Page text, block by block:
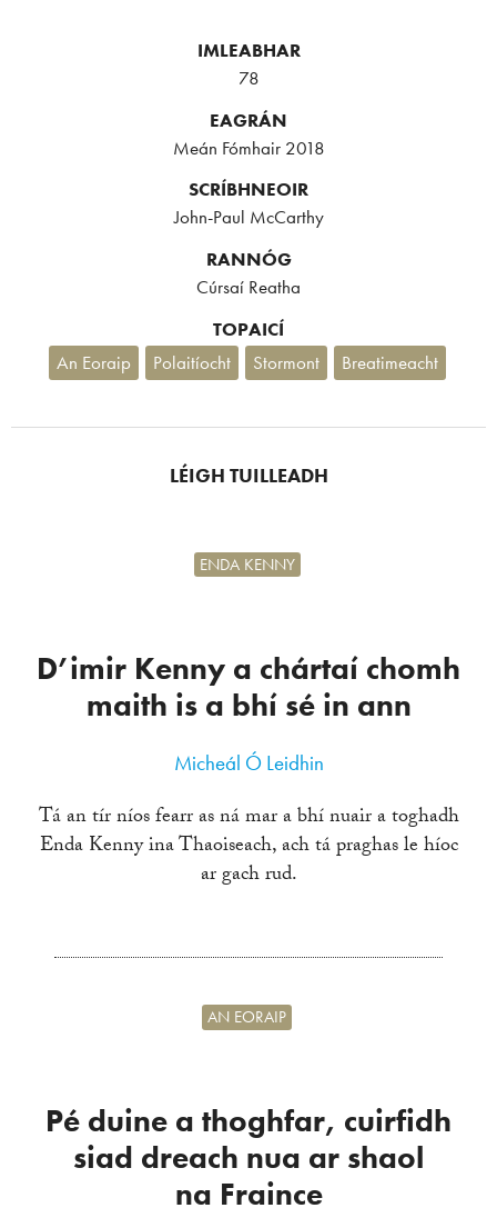
IMLEABHAR
78
EAGRÁN
Meán Fómhair 2018
SCRÍBHNEOIR
John-Paul McCarthy
RANNÓG
Cúrsaí Reatha
TOPAICÍ
An Eoraip
Polaitíocht Stormont Breatimeacht
LÉIGH TUILLEADH
D’imir Kenny a chártaí chomh
maith is a bhí sé in ann
ENDA KENNY
Micheál Ó Leidhin
Tá an tír níos fearr as ná mar a bhí nuair a toghadh
Enda Kenny ina Thaoiseach, ach tá praghas le híoc
ar gach rud.
Pé duine a thoghfar, cuirfidh
siad dreach nua ar shaol
na Fraince
AN EORAIP